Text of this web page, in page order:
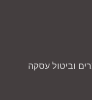
וביטול עסקה